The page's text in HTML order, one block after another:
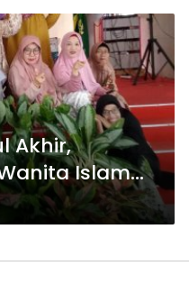
Akhir,
Islam
Musda